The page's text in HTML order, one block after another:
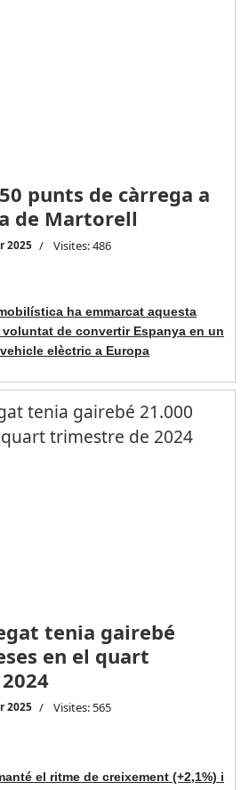
punts de càrrega a
de Martorell
2025 Visites: 486
ha emmarcat aquesta
de convertir Espanya en un
elèctric a Europa
tenia gairebé
en el quart
2025 Visites: 565
el ritme de creixement (+2,1%) i